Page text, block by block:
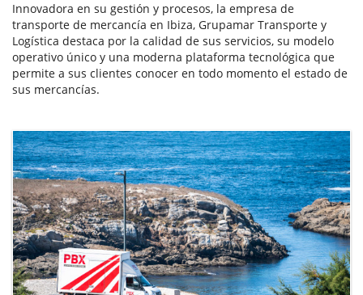
Innovadora en su gestión y procesos, la empresa de
transporte de mercancía en Ibiza, Grupamar Transporte y
Logística destaca por la calidad de sus servicios, su modelo
operativo único y una moderna plataforma tecnológica que
permite a sus clientes conocer en todo momento el estado de
sus mercancías.